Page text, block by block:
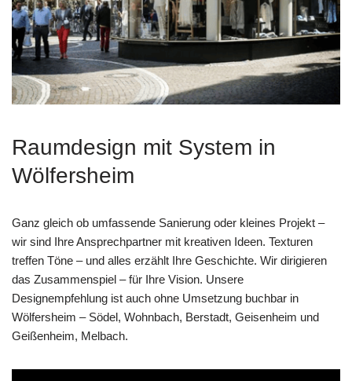
Raumdesign mit System in
Wölfersheim
Ganz gleich ob umfassende Sanierung oder kleines Projekt –
wir sind Ihre Ansprechpartner mit kreativen Ideen. Texturen
treffen Töne – und alles erzählt Ihre Geschichte. Wir dirigieren
das Zusammenspiel – für Ihre Vision. Unsere
Designempfehlung ist auch ohne Umsetzung buchbar in
Wölfersheim – Södel, Wohnbach, Berstadt, Geisenheim und
Geißenheim, Melbach.